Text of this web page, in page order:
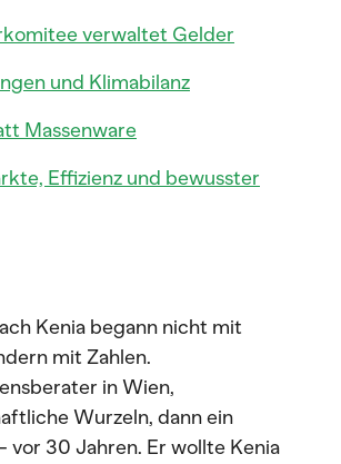
verwaltet Gelder
und Klimabilanz
Massenware
Effizienz und bewusster
Kenia begann nicht mit
mit Zahlen.
in Wien,
Wurzeln, dann ein
vor 30 Jahren. Er wollte Kenia